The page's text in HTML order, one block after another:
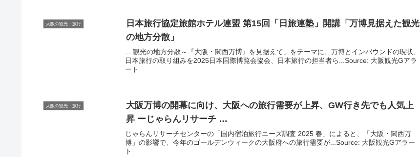
大阪の観光・旅行 日本旅行協定旅館ホテル連盟 第15回「日旅連塾」開講「万博見据えた観光
の地方分散」
... 観光の地方分散～『大阪・関西万博』を見据えて」をテーマに、万博とインバウンドの現状、
日本旅行の取り組みを2025日本国際博覧会協会、日本旅行の担当者ら...Source: 大阪観光Gアラ
ート
大阪の観光・旅行 大阪万博の開幕に向け、 大阪への旅行需要が上昇、GW行き先でも人気上
昇 ーじゃらんリサーチ …
じゃらんリサーチセンターの「国内宿泊旅⾏ニーズ調査 2025 春」によると、「⼤阪・関⻄万
博」の影響で、今年のゴールデンウィークの大阪府への旅行需要が...Source: 大阪観光Gアラー
ト